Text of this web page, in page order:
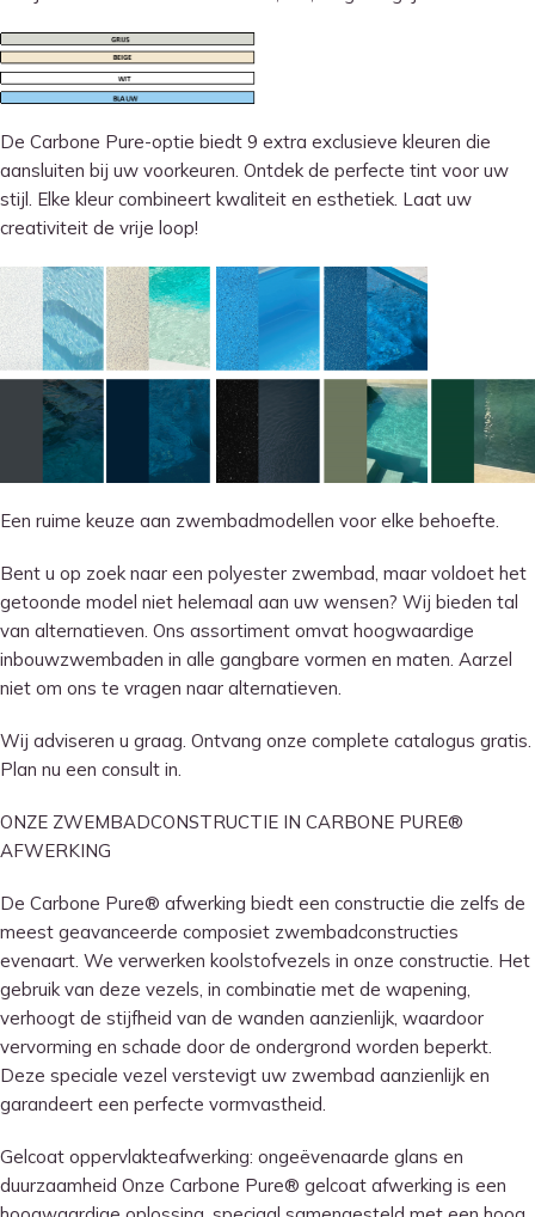
De Carbone Pure-optie biedt 9 extra exclusieve kleuren die
aansluiten bij uw voorkeuren. Ontdek de perfecte tint voor uw
stijl. Elke kleur combineert kwaliteit en esthetiek. Laat uw
creativiteit de vrije loop!
Een ruime keuze aan zwembadmodellen voor elke behoefte.
Bent u op zoek naar een polyester zwembad, maar voldoet het
getoonde model niet helemaal aan uw wensen? Wij bieden tal
van alternatieven. Ons assortiment omvat hoogwaardige
inbouwzwembaden in alle gangbare vormen en maten. Aarzel
niet om ons te vragen naar alternatieven.
Wij adviseren u graag. Ontvang onze complete catalogus gratis.
Plan nu een consult in.
ONZE ZWEMBADCONSTRUCTIE IN CARBONE PURE®
AFWERKING
De Carbone Pure® afwerking biedt een constructie die zelfs de
meest geavanceerde composiet zwembadconstructies
evenaart. We verwerken koolstofvezels in onze constructie. Het
gebruik van deze vezels, in combinatie met de wapening,
verhoogt de stijfheid van de wanden aanzienlijk, waardoor
vervorming en schade door de ondergrond worden beperkt.
Deze speciale vezel verstevigt uw zwembad aanzienlijk en
garandeert een perfecte vormvastheid.
Gelcoat oppervlakteafwerking: ongeëvenaarde glans en
duurzaamheid Onze Carbone Pure® gelcoat afwerking is een